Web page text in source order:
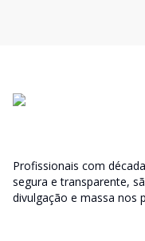
Profissionais com
segura e transparente, são milhares de imóveis em estoque e
divulgação e massa nos